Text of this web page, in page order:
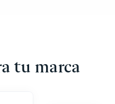
tu marca